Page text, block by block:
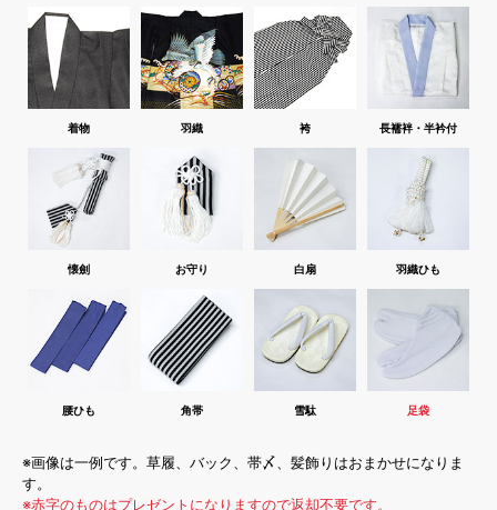
着物 羽織 袴 長襦袢・半衿付
懐劍 お守り 白扇 羽織ひも
腰ひも 角帯 雪駄 足袋
※画像は一例です。草履、バック、帯〆、髪飾りはおまかせになりま
す。
※赤字のものはプレゼントになりますので返却不要です。